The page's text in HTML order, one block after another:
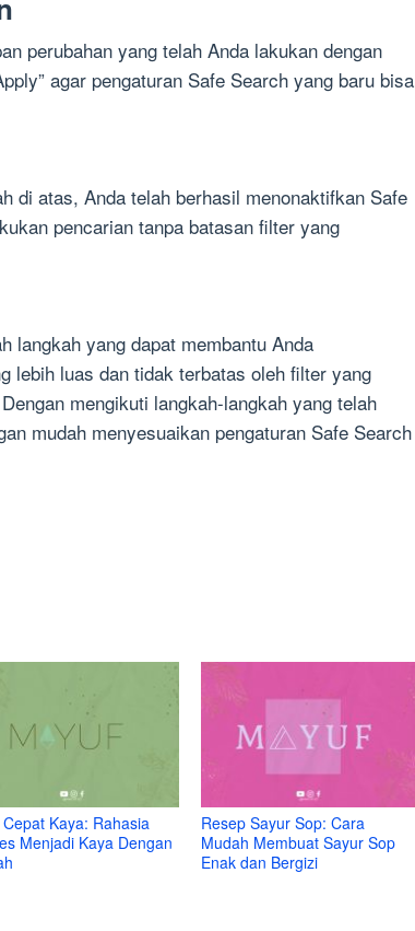
perubahan yang telah Anda lakukan dengan
agar pengaturan Safe Search yang baru bisa
di atas, Anda telah berhasil menonaktifkan Safe
pencarian tanpa batasan filter yang
langkah yang dapat membantu Anda
lebih luas dan tidak terbatas oleh filter yang
mengikuti langkah-langkah yang telah
mudah menyesuaikan pengaturan Safe Search
Kaya: Rahasia
Menjadi Kaya Dengan
Resep Sayur Sop: Cara
Mudah Membuat Sayur Sop
Enak dan Bergizi